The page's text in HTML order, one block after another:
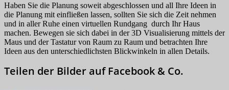
Haben Sie die Planung soweit abgeschlossen und all Ihre Ideen in
die Planung mit einfließen lassen, sollten Sie sich die Zeit nehmen
und in aller Ruhe einen virtuellen Rundgang durch Ihr Haus
machen. Bewegen sie sich dabei in der 3D Visualisierung mittels der
Maus und der Tastatur von Raum zu Raum und betrachten Ihre
Ideen aus den unterschiedlichsten Blickwinkeln in allen Details.
Teilen der Bilder auf Facebook & Co.